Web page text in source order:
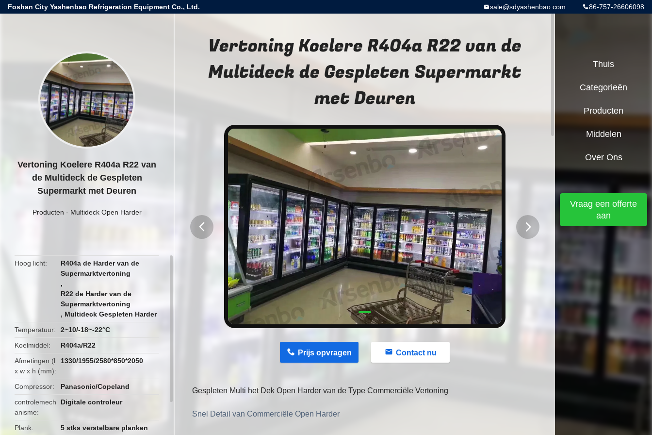
Foshan City Yashenbao Refrigeration Equipment Co., Ltd. 86-757-26606098
sale@sdyashenbao.com
Vertoning Koelere R404a R22 van
de Multideck de Gespleten
Supermarkt met Deuren
Producten - Multideck Open Harder
Hoog licht
R404a de Harder van de
Supermarktvertoning
,
R22 de Harder van de
Supermarktvertoning
, Multideck Gespleten Harder
Temperatuur
2~10/-18~-22°C
Koelmiddel
R404a/R22
Afmetingen (l
x w x h (mm)
1330/1955/2580*850*2050
Compressor
Panasonic/Copeland
controlemech
anisme
Digitale controleur
Plank 5 stks verstelbare planken
Vertoning Koelere R404a R22 van de
Multideck de Gespleten Supermarkt
met Deuren
Prijs opvragen Contact nu
Gespleten Multi het Dek Open Harder van de Type Commerciële Vertoning
Snel Detail van Commerciële Open Harder
Thuis
Categorieën
Producten
Middelen
Over Ons
Vraag een offerte
aan